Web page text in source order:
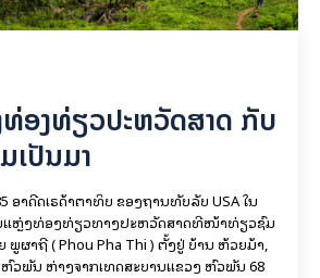
ທ່ອງທ່ຽວປະຫວັດສາດ ກັບ
ເປັນມາ
ອາດີດເຣດ້າຕາທິບ ຂອງຖານທັບລັບ USA ໃນ
ແຫຼ່ງທ່ອງທ່ຽວທາງປະຫວັດສາດທີ່ໜ້າທ່ຽວຊົມ
ພູຜາຖີ່ ( Phou Pha Thi ) ຕັ້ງຢູ່ ບ້ານ ຫ້ວຍມ້າ,
ຫົວພັນ ຫ່າງຈາກເທດສະບານແຂວງ ຫົວພັນ 68